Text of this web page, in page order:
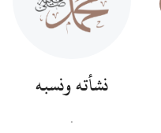
نشأته ونسبه
.